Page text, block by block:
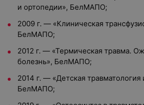
и ортопедии», БелМАПО;
2009 г. — «Клиническая
БелМАПО;
2012 г. — «Термическая травма.
болезнь», БелМАПО;
2014 г. — «Детская травматология
БелМАПО;